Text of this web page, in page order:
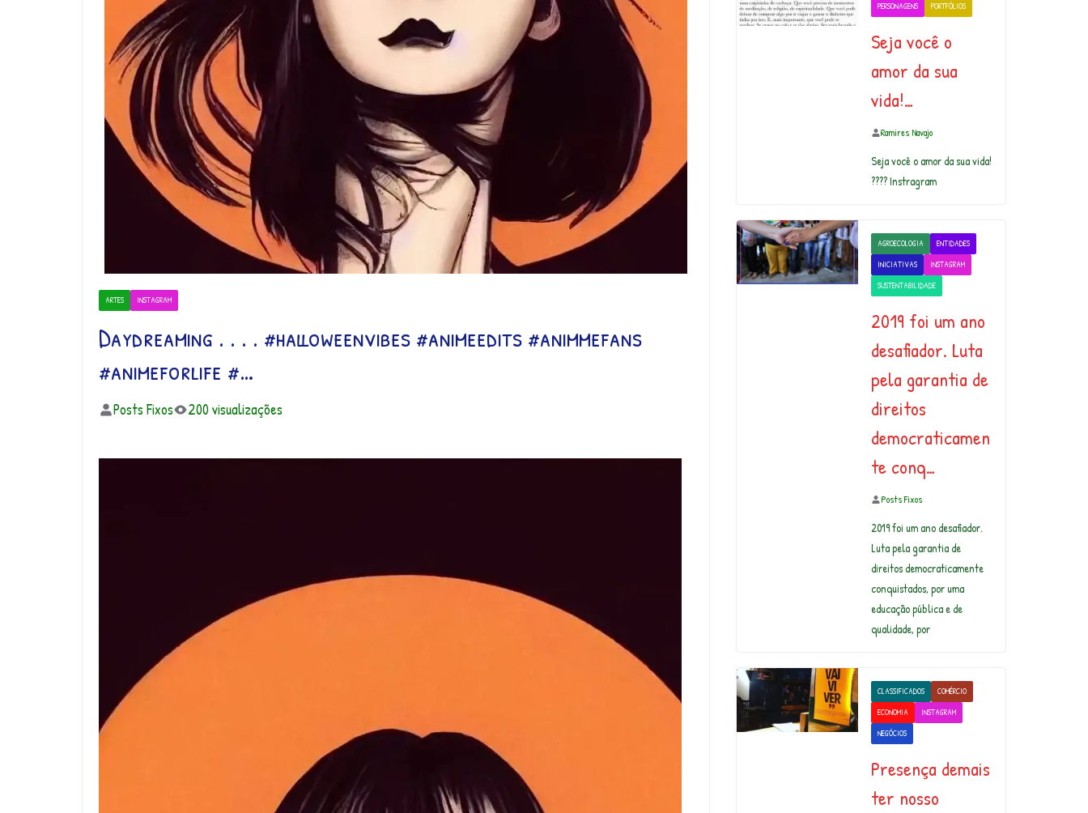
ARTES INSTAGRAM
Daydreaming . . . . #halloweenvibes #animeedits #animmefans
#animeforlife #…
Posts Fixos 200 visualizações
PERSONAGENS
PORTFÓLIOS
Seja você o
amor da sua
vida!…
Ramires Navajo
Seja você o amor da sua vida!
???? Instragram
AGROECOLOGIA
ENTIDADES
INICIATIVAS
INSTAGRAM
SUSTENTABILIDADE
2019 foi um ano
desafiador. Luta
pela garantia de
direitos
democraticamen
te conq…
Posts Fixos
2019 foi um ano desafiador.
Luta pela garantia de
direitos democraticamente
conquistados, por uma
educação pública e de
qualidade, por
CLASSIFICADOS
COMÉRCIO
ECONOMIA
INSTAGRAM
NEGÓCIOS
Presença demais
ter nosso